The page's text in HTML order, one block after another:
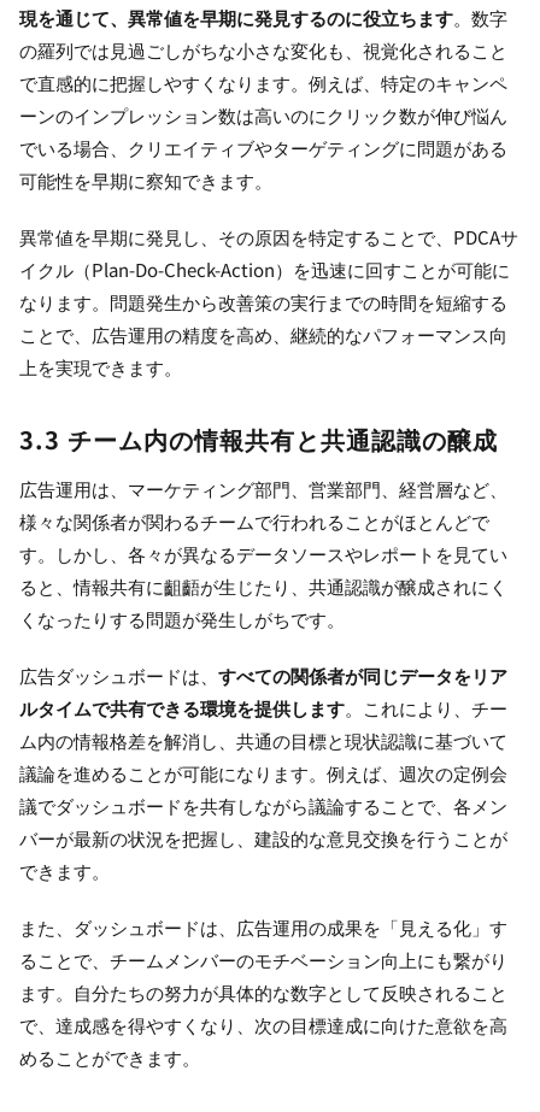
現を通じて、異常値を早期に発見するのに役立ちます。数字
の羅列では見過ごしがちな小さな変化も、視覚化されること
で直感的に把握しやすくなります。例えば、特定のキャンペ
ーンのインプレッション数は高いのにクリック数が伸び悩ん
でいる場合、クリエイティブやターゲティングに問題がある
可能性を早期に察知できます。
異常値を早期に発見し、その原因を特定することで、PDCAサ
イクル（Plan-Do-Check-Action）を迅速に回すことが可能に
なります。問題発生から改善策の実行までの時間を短縮する
ことで、広告運用の精度を高め、継続的なパフォーマンス向
上を実現できます。
3.3 チーム内の情報共有と共通認識の醸成
広告運用は、マーケティング部門、営業部門、経営層など、
様々な関係者が関わるチームで行われることがほとんどで
す。しかし、各々が異なるデータソースやレポートを見てい
ると、情報共有に齟齬が生じたり、共通認識が醸成されにく
くなったりする問題が発生しがちです。
広告ダッシュボードは、 すべての関係者が同じデータをリア
ルタイムで共有できる環境を提供します。これにより、チー
ム内の情報格差を解消し、共通の目標と現状認識に基づいて
議論を進めることが可能になります。例えば、週次の定例会
議でダッシュボードを共有しながら議論することで、各メン
バーが最新の状況を把握し、建設的な意見交換を行うことが
できます。
また、ダッシュボードは、広告運用の成果を「見える化」す
ることで、チームメンバーのモチベーション向上にも繋がり
ます。自分たちの努力が具体的な数字として反映されること
で、達成感を得やすくなり、次の目標達成に向けた意欲を高
めることができます。